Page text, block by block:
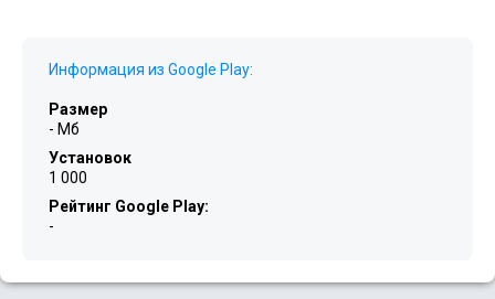
Информация из Google Play:
Размер
- Мб
Установок
1 000
Рейтинг Google Play:
-